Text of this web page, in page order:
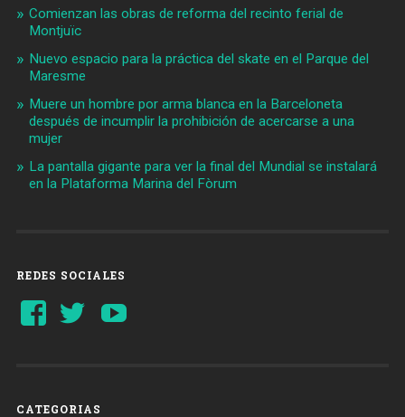
Comienzan las obras de reforma del recinto ferial de
Montjuïc
Nuevo espacio para la práctica del skate en el Parque del
Maresme
Muere un hombre por arma blanca en la Barceloneta
después de incumplir la prohibición de acercarse a una
mujer
La pantalla gigante para ver la final del Mundial se instalará
en la Plataforma Marina del Fòrum
REDES SOCIALES
Ver
perfil
Ver
perfil
CATEGORIAS